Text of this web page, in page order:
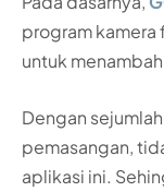
program kamera
untuk
Dengan
pemasangan,
aplikasi ini.